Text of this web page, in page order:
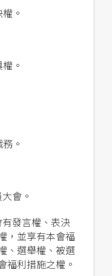
。
。
。
會。
發言權、表決
，並享有本會福
、選舉權、被選
福利措施之權。